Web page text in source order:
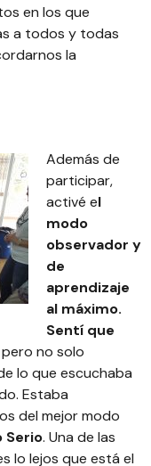
en los que
a todos y todas
la
Además de
participar,
activé el
modo
observador y
de
aprendizaje
al máximo.
Sentí que
pero no solo
lo que escuchaba
Estaba
del mejor modo
Serio. Una de las
lo lejos que está el